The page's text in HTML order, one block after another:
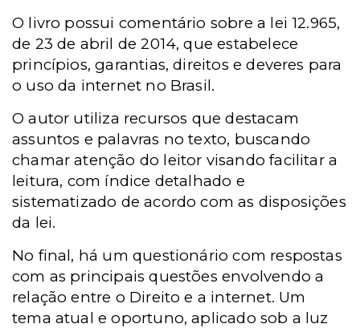
O livro possui comentário sobre a lei 12.965,
de 23 de abril de 2014, que estabelece
princípios, garantias, direitos e deveres para
o uso da internet no Brasil.
O autor utiliza recursos que destacam
assuntos e palavras no texto, buscando
chamar atenção do leitor visando facilitar a
leitura, com índice detalhado e
sistematizado de acordo com as disposições
da lei.
No final, há um questionário com respostas
com as principais questões envolvendo a
relação entre o Direito e a internet. Um
tema atual e oportuno, aplicado sob a luz